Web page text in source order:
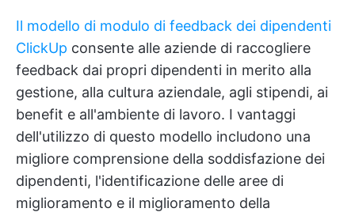
Il modello di modulo di feedback dei dipendenti
ClickUp consente alle aziende di raccogliere
feedback dai propri dipendenti in merito alla
gestione, alla cultura aziendale, agli stipendi, ai
benefit e all'ambiente di lavoro. I vantaggi
dell'utilizzo di questo modello includono una
migliore comprensione della soddisfazione dei
dipendenti, l'identificazione delle aree di
miglioramento e il miglioramento della